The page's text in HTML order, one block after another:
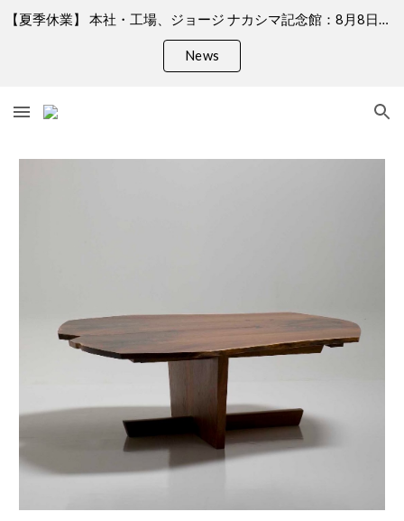
【夏季休業】 本社・工場、ジョージ ナカシマ記念館：8月8日（土）、9日（日）、11日（火）、13日（木）〜 16日（日）何卒ご了承くださいますようお願い申し上げます。 ＊銀座店はお盆期間中も営業しております。
News